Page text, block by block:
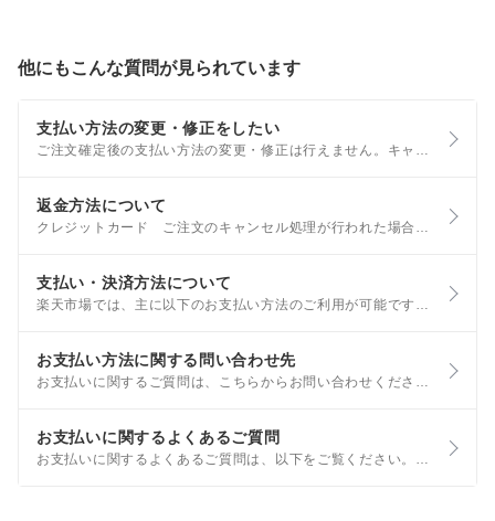
他にもこんな質問が見られています
支払い方法の変更・修正をしたい
返金方法について
支払い・決済方法について
お支払い方法に関する問い合わせ先
お支払いに関するよくあるご質問